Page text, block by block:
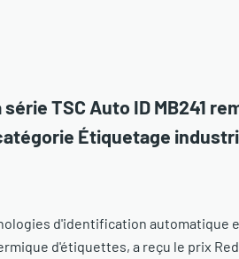
TSC Auto ID MB241
Étiquetage
d'identification automatique
d'étiquettes, a reçu le prix